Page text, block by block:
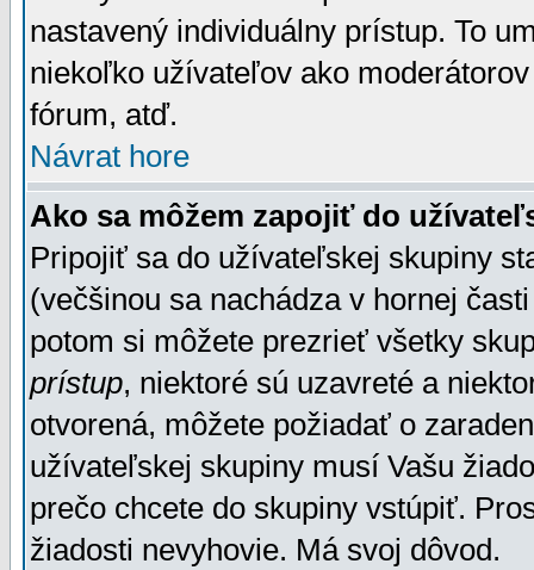
nastavený individuálny prístup. To
niekoľko užívateľov ako
fórum, atď.
Návrat hore
Ako sa môžem zapojiť do
Pripojiť sa do užívateľskej skupiny
(večšinou sa nachádza v hornej
potom si môžete prezrieť všetky
prístup, niektoré sú uzavreté a
otvorená, môžete požiadať o
užívateľskej skupiny musí Vašu
prečo chcete do skupiny vstúpiť.
žiadosti nevyhovie. Má svoj dôvod.